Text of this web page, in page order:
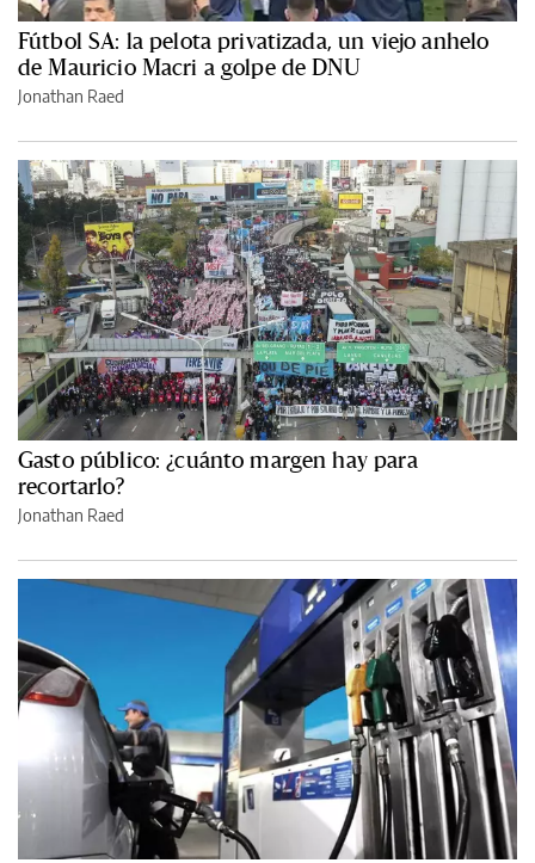
Fútbol SA: la pelota privatizada, un viejo anhelo
de Mauricio Macri a golpe de DNU
Jonathan Raed
Gasto público: ¿cuánto margen hay para
recortarlo?
Jonathan Raed